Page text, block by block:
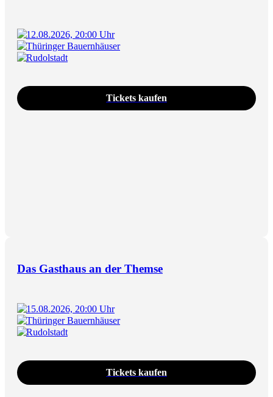
12.08.2026, 20:00 Uhr
Thüringer Bauernhäuser
Rudolstadt
Tickets kaufen
Das Gasthaus an der Themse
15.08.2026, 20:00 Uhr
Thüringer Bauernhäuser
Rudolstadt
Tickets kaufen